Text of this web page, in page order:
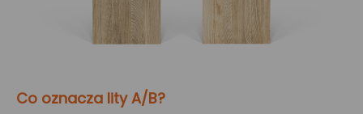
Co oznacza lity A/B?